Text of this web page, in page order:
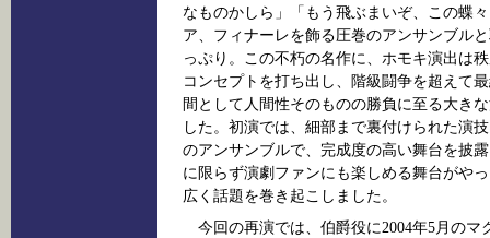
なものかしら」「もう飛ぶまいぞ、この蝶
ア、フィナーレを飾る圧巻のアンサンブル
っぷり。この不朽の名作に、ホモキ演出は
コンセプトを打ち出し、階級闘争を超えて
間として人間性そのものの勝負に至る大き
した。初演では、細部まで裏付けられた演
のアンサンブルで、完成度の高い舞台を披
に限らず演劇ファンにも楽しめる舞台がや
広く話題を巻き起こしました。
今回の再演では、伯爵役に2004年5月の